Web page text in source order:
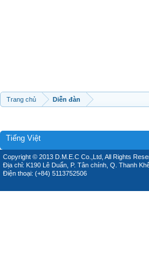
Trang chủ Diễn đàn
Tiếng Việt
Copyright © 2013 D.M.E.C Co.,Ltd, All Rights
Địa chỉ: K190 Lê Duẩn, P. Tân chính, Q. Thanh
Điện thoại: (+84) 5113752506